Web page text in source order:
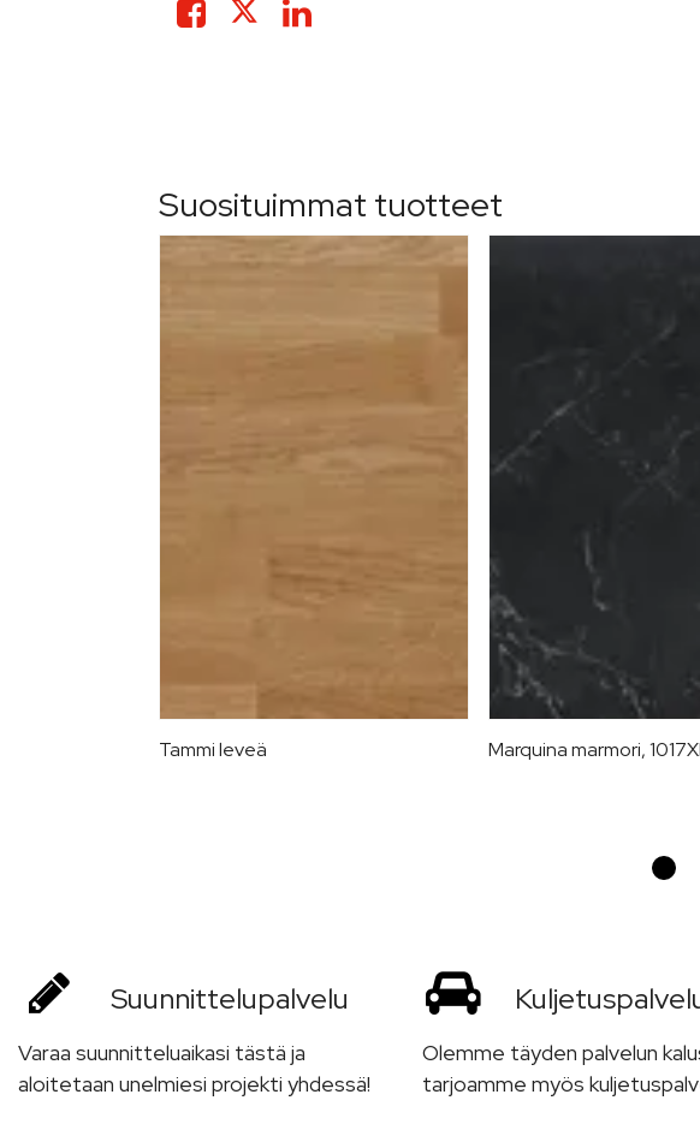
Suosituimmat tuotteet
Tammi leveä Marquina marmori, 1017XI
Suunnittelu­palvelu
Varaa suunnitteluaikasi tästä ja
aloitetaan unelmiesi projekti yhdessä!
Olemme täyden palvelun
tarjoamme myös